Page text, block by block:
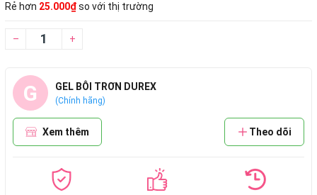
Rẻ hơn 25.000₫so với thị trường
– +
G GEL BÔI TRƠN DUREX
(Chính hãng)
Xem thêm Theo dõi